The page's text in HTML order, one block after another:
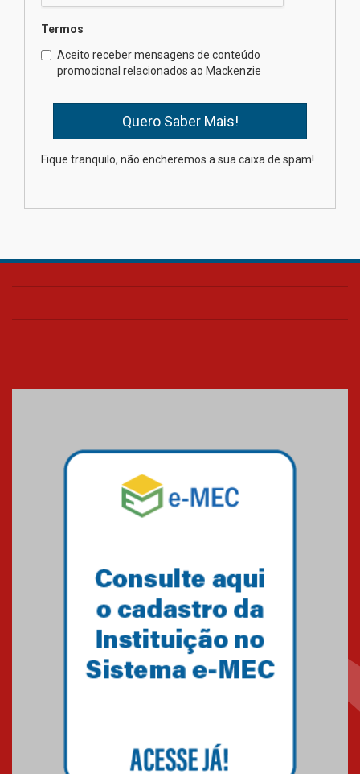
internacionais
03.08.2026
Oncologista do HUEM ressalta
importância da prevenção e
diagnóstico precoce do câncer
de pulmão
Termos
Aceito receber mensagens de conteúdo
promocional relacionados ao Mackenzie
Fique tranquilo, não encheremos a sua caixa de spam!